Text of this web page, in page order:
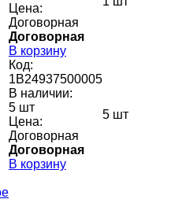
Цена:
Договорная
Договорная
В корзину
Код:
1В24937500005
В наличии:
5 шт
Цена:
Договорная
Договорная
В корзину
5 шт